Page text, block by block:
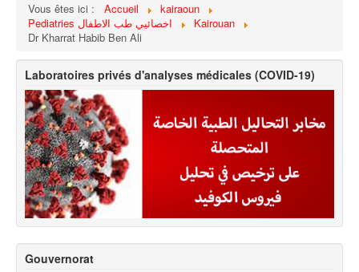
Vous êtes ici : Accueil
kairaoun
Pediatries اخصائيي طب الاطفال
Kairouan
Dr Kharrat Habib Ben Ali
Laboratoires privés d'analyses médicales (COVID-19)
Gouvernorat